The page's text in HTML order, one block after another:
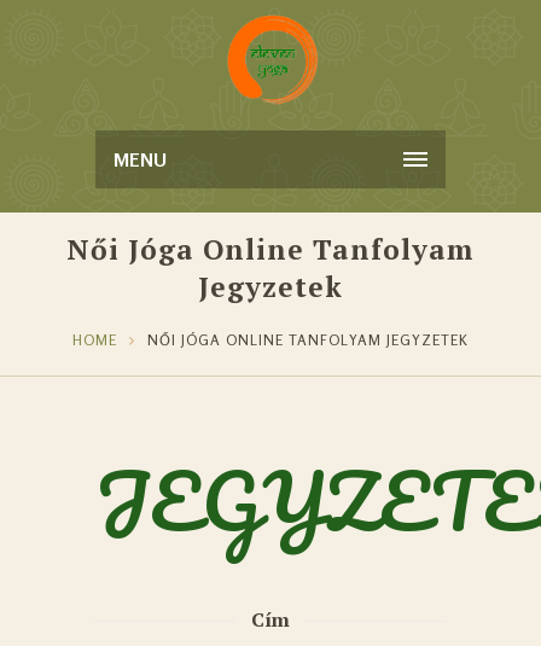
MENU
Női Jóga Online Tanfolyam
Jegyzetek
HOME NŐI JÓGA ONLINE TANFOLYAM JEGYZETEK
Cím